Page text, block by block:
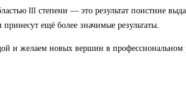
lll степени — это результат поистине
ещё более значимые результаты.
и желаем новых вершин в профессиональном